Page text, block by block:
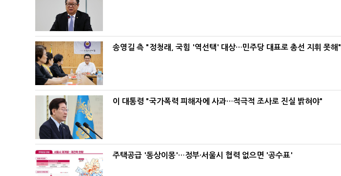
송영길 측 "정청래, 국힘 '역선택' 대상…민주당 대표로 총선 지휘 못해"
이 대통령 "국가폭력 피해자에 사과…적극적 조사로 진실 밝혀야"
주택공급 '동상이몽'…정부·서울시 협력 없으면 '공수표'